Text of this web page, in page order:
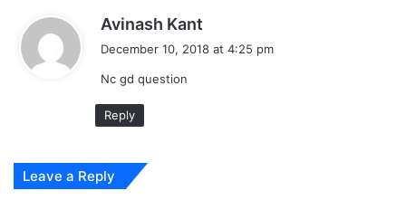
Avinash Kant
a
December 10, 2018 at 4:25 pm
Nc gd question
Reply
Leave a Reply